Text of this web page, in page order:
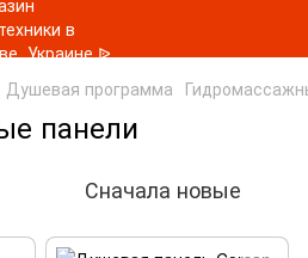
Душевая программа
панели
Сначала новые